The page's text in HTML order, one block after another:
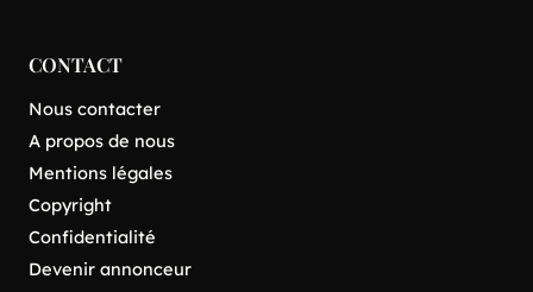
CONTACT
Nous contacter
A propos de nous
Mentions légales
Copyright
Confidentialité
Devenir annonceur